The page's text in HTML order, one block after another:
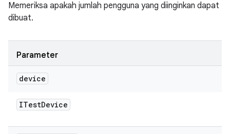
Memeriksa apakah jumlah pengguna yang diinginkan dapat
dibuat.
Parameter
device
ITestDevice